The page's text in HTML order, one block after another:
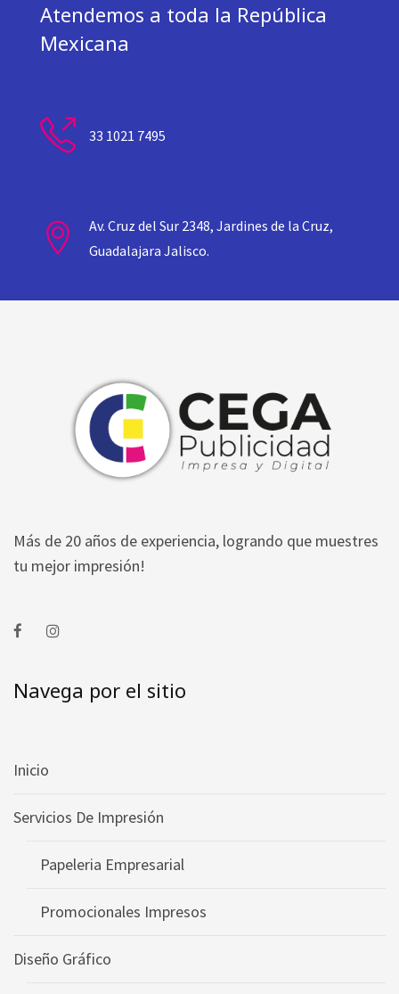
Atendemos a toda la República
Mexicana
33 1021 7495
Av. Cruz del Sur 2348, Jardines de la Cruz,
Guadalajara Jalisco.
Más de 20 años de experiencia, logrando que muestres
tu mejor impresión!
Navega por el sitio
Inicio
Servicios De Impresión
Papeleria Empresarial
Promocionales Impresos
Diseño Gráfico